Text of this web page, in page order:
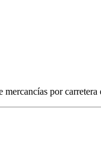
por carretera